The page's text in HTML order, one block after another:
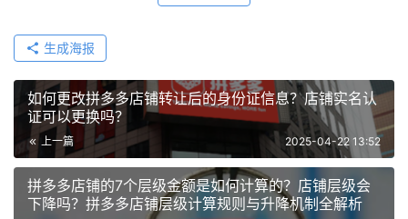
生成海报
如何更改拼多多店铺转让后的身份证信息？店铺实名认
证可以更换吗？
上一篇 2025-04-22 13:52
拼多多店铺的7个层级金额是如何计算的？店铺层级会
下降吗？拼多多店铺层级计算规则与升降机制全解析